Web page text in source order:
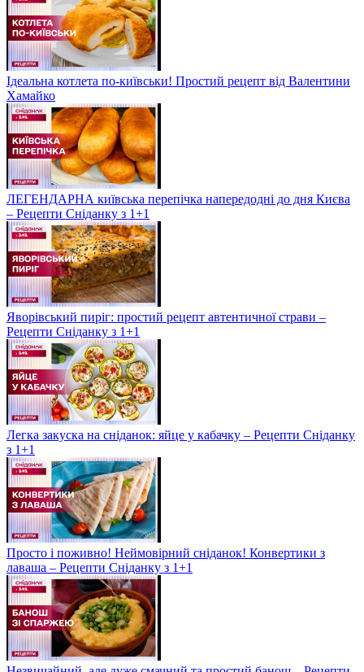
Ідеальна котлета по-київськи! Простий рецепт від Валентини
Хамайко
ЛЕГЕНДАРНА київська перепічка напередодні до дня Києва
– Рецепти Сніданку з 1+1
Яворівський пиріг: простий рецепт автентичної страви –
Рецепти Сніданку з 1+1
Легка закуска на сніданок: яйце у кабачку – Рецепти Сніданку
з 1+1
Просто і поживно! Неймовірний сніданок! Конвертики з
лаваша – Рецепти Сніданку з 1+1